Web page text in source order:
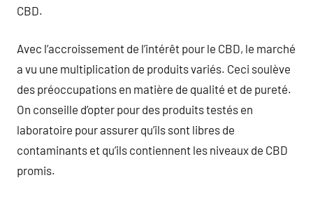
CBD.
Avec l’accroissement de l’intérêt pour le CBD, le marché
a vu une multiplication de produits variés. Ceci soulève
des préoccupations en matière de qualité et de pureté.
On conseille d’opter pour des produits testés en
laboratoire pour assurer qu’ils sont libres de
contaminants et qu’ils contiennent les niveaux de CBD
promis.